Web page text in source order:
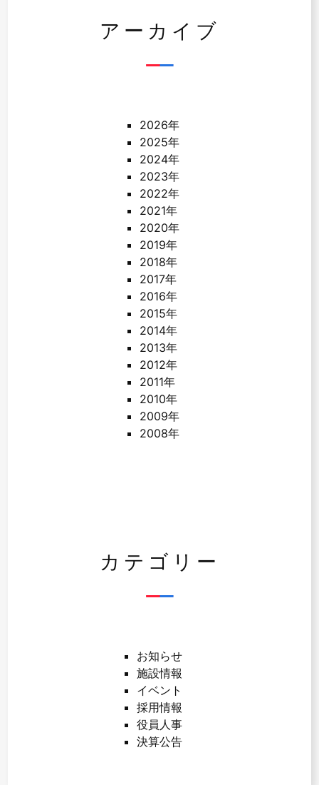
アーカイブ
2026年
2025年
2024年
2023年
2022年
2021年
2020年
2019年
2018年
2017年
2016年
2015年
2014年
2013年
2012年
2011年
2010年
2009年
2008年
カテゴリー
お知らせ
施設情報
イベント
採用情報
役員人事
決算公告